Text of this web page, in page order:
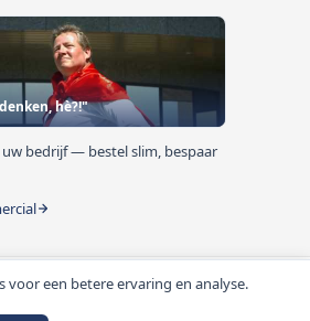
voor een betere ervaring en analyse.
hè?!"
bedrijf — bestel slim, bespaar
Vermelde prijzen zijn excl. BTW